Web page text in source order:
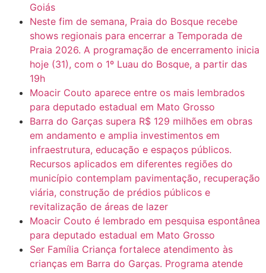
Goiás
Neste fim de semana, Praia do Bosque recebe
shows regionais para encerrar a Temporada de
Praia 2026. A programação de encerramento inicia
hoje (31), com o 1º Luau do Bosque, a partir das
19h
Moacir Couto aparece entre os mais lembrados
para deputado estadual em Mato Grosso
Barra do Garças supera R$ 129 milhões em obras
em andamento e amplia investimentos em
infraestrutura, educação e espaços públicos.
Recursos aplicados em diferentes regiões do
município contemplam pavimentação, recuperação
viária, construção de prédios públicos e
revitalização de áreas de lazer
Moacir Couto é lembrado em pesquisa espontânea
para deputado estadual em Mato Grosso
Ser Família Criança fortalece atendimento às
crianças em Barra do Garças. Programa atende